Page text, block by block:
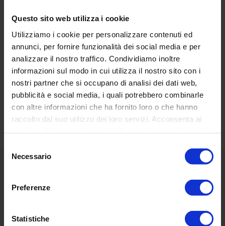
Questo sito web utilizza i cookie
Utilizziamo i cookie per personalizzare contenuti ed
annunci, per fornire funzionalità dei social media e per
analizzare il nostro traffico. Condividiamo inoltre
informazioni sul modo in cui utilizza il nostro sito con i
nostri partner che si occupano di analisi dei dati web,
pubblicità e social media, i quali potrebbero combinarle
con altre informazioni che ha fornito loro o che hanno
raccolto dal suo utilizzo dei loro servizi. Acconsenta ai
delNecessario
Preferenze
Statistiche
RECENSIONI DEI CLIENTI
Basata su 20 reviews Scrivi una recensione